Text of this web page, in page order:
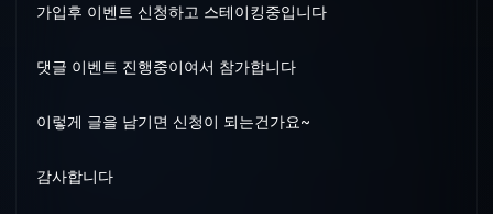
가입후 이벤트 신청하고 스테이킹중입니다
댓글 이벤트 진행중이여서 참가합니다
이렇게 글을 남기면 신청이 되는건가요~
감사합니다